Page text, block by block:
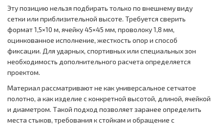
Эту позицию нельзя подбирать только по внешнему виду
сетки или приблизительной высоте. Требуется сверить
формат 1,5×10 м, ячейку 45×45 мм, проволоку 1,8 мм,
оцинкованное исполнение, жесткость опор и способ
фиксации. Для ударных, спортивных или специальных зон
необходимость дополнительного расчета определяется
проектом.
Материал рассматривают не как универсальное сетчатое
полотно, а как изделие с конкретной высотой, длиной, ячейкой
и диаметром. Такой подход позволяет заранее определить
места стыков, требования к стойкам и обращение с